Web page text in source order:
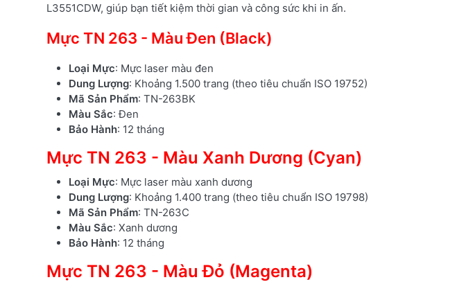
L3551CDW, giúp bạn tiết kiệm thời gian và công sức khi in ấn.
Mực TN 263 - Màu Đen (Black)
Loại Mực: Mực laser màu đen
Dung Lượng: Khoảng 1.500 trang (theo tiêu chuẩn ISO 19752)
Mã Sản Phẩm: TN-263BK
Màu Sắc: Đen
Bảo Hành: 12 tháng
Mực TN 263 - Màu Xanh Dương (Cyan)
Loại Mực: Mực laser màu xanh dương
Dung Lượng: Khoảng 1.400 trang (theo tiêu chuẩn ISO 19798)
Mã Sản Phẩm: TN-263C
Màu Sắc: Xanh dương
Bảo Hành: 12 tháng
Mực TN 263 - Màu Đỏ (Magenta)